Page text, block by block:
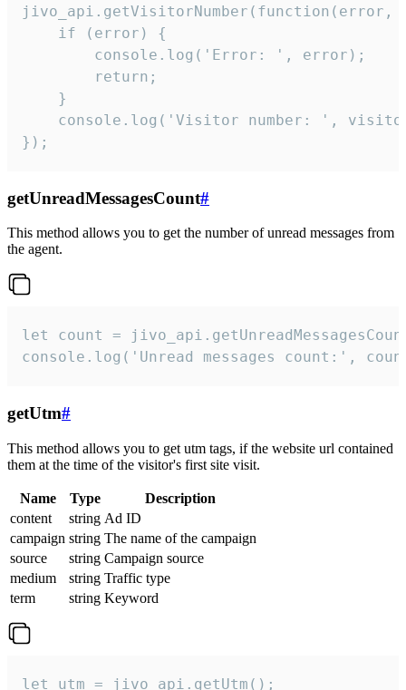
jivo_api.getVisitorNumber(function(error,
    if (error) {
        console.log('Error: ', error);
        return;
    }
console.log('Visitor number: ',
});
getUnreadMessagesCount#
This method allows you to get the number of unread messages from
the agent.
let count =
console.log('Unread messages count:',
getUtm#
This method allows you to get utm tags, if the website url contained
them at the time of the visitor's first site visit.
Name Type
Description
content
string Ad ID
campaign string The name of the campaign
source
string Campaign source
medium
string Traffic type
term
string Keyword
let utm = jivo_api.getUtm();